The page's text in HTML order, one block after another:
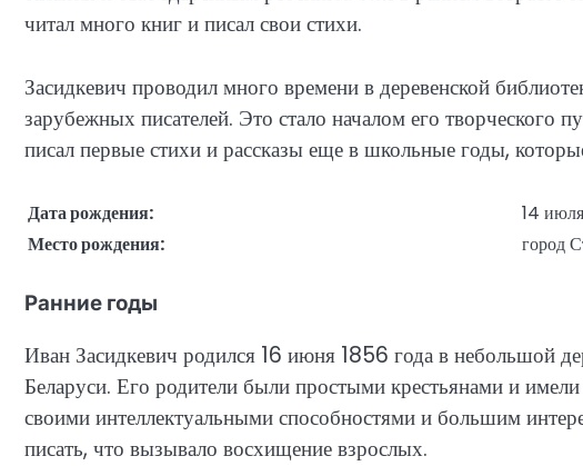
читал много книг и писал свои стихи.
Засидкевич проводил много времени в деревенской
зарубежных писателей. Это стало началом его творческого
писал первые стихи и рассказы еще в школьные годы,
Дата рождения:
14
Место рождения:
город
Ранние годы
Иван Засидкевич родился 16 июня 1856 года в небольшой
Беларуси. Его родители были простыми крестьянами и
своими интеллектуальными способностями и большим
писать, что вызывало восхищение взрослых.